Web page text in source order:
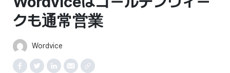
クも通常営業
Wordvice